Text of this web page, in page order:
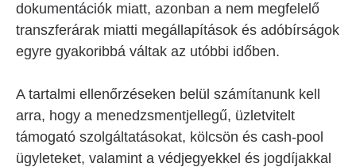
dokumentációk miatt, azonban a nem megfelelő
transzferárak miatti megállapítások és adóbírságok
egyre gyakoribbá váltak az utóbbi időben.
A tartalmi ellenőrzéseken belül számítanunk kell
arra, hogy a menedzsmentjellegű, üzletvitelt
támogató szolgáltatásokat, kölcsön és cash-pool
ügyleteket, valamint a védjegyekkel és jogdíjakkal